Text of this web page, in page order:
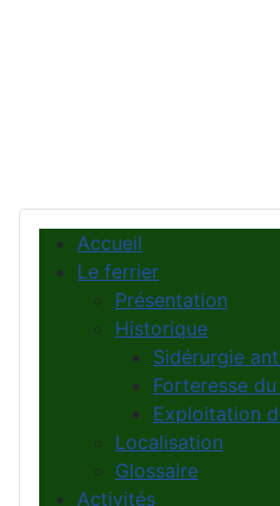
Accueil
Le ferrier
Présentation
Historique
Sidérurgie
Forteresse
Exploitation
Localisation
Glossaire
Activités